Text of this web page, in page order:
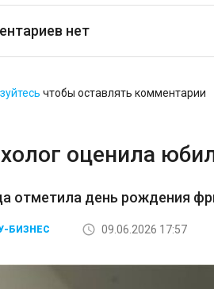
нет
чтобы оставлять комментарии
оценила
отметила день рождения
БИЗНЕС 09.06.2026 17:57